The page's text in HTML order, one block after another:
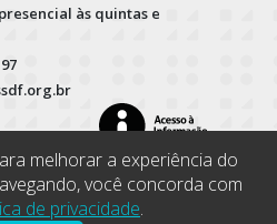
às quintas e
melhorar a experiência do
você concorda com
de privacidade.